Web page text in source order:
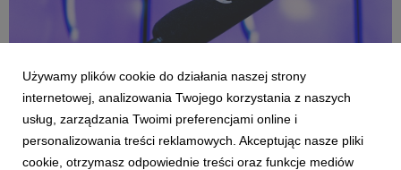
rsz_img_4807.jpeg
Używamy plików cookie do działania naszej strony
internetowej, analizowania Twojego korzystania z naszych
usług, zarządzania Twoimi preferencjami online i
personalizowania treści reklamowych. Akceptując nasze pliki
cookie, otrzymasz odpowiednie treści oraz funkcje mediów